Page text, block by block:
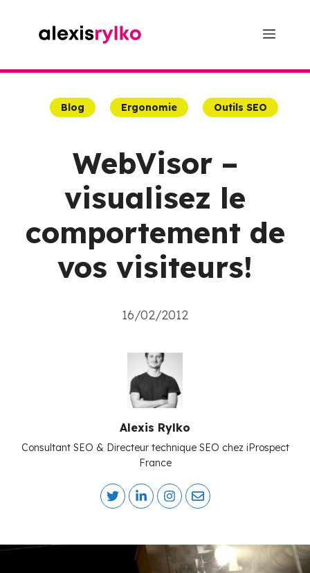
Menu
Blog Ergonomie Outils SEO
WebVisor –
visualisez le
comportement de
vos visiteurs!
16/02/2012
Alexis Rylko
Consultant SEO & Directeur technique SEO chez iProspect
France